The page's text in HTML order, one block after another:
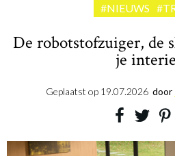
#NIEUWS
De robotstofzuiger, de
je
Geplaatst op 19.07.2026 door